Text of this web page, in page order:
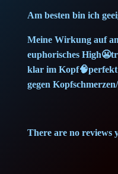
Am besten bin ich
Meine Wirkung auf
euphorisches
klar im
gegen
There are no reviews